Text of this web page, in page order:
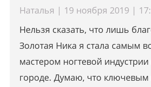
Наталья | 19 ноября 2019 |
Нельзя сказать, что лишь
Золотая Ника я стала самым
мастером ногтевой
городе. Думаю, что